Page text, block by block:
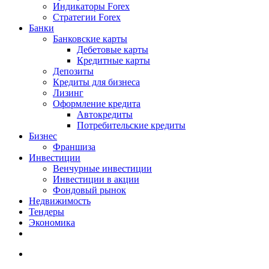
Индикаторы Forex
Стратегии Forex
Банки
Банковские карты
Дебетовые карты
Кредитные карты
Депозиты
Кредиты для бизнеса
Лизинг
Оформление кредита
Автокредиты
Потребительские кредиты
Бизнес
Франшиза
Инвестиции
Венчурные инвестиции
Инвестиции в акции
Фондовый рынок
Недвижимость
Тендеры
Экономика